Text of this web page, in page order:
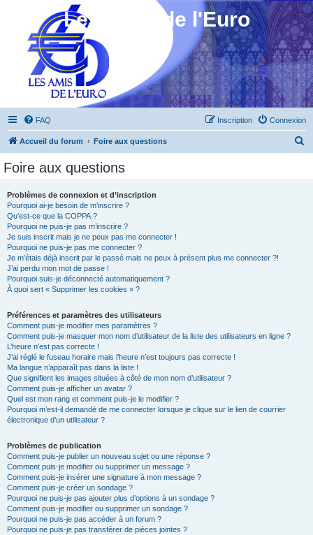
Les Amis de l'Euro
FAQ Connexion
Inscription
Accueil du forum Foire aux questions
Foire aux questions
Problèmes de connexion et d’inscription
Pourquoi ai-je besoin de m’inscrire ?
Qu’est-ce que la COPPA ?
Pourquoi ne puis-je pas m’inscrire ?
Je suis inscrit mais je ne peux pas me connecter !
Pourquoi ne puis-je pas me connecter ?
Je m’étais déjà inscrit par le passé mais ne peux à présent plus me connecter ?!
J’ai perdu mon mot de passe !
Pourquoi suis-je déconnecté automatiquement ?
À quoi sert « Supprimer les cookies » ?
Préférences et paramètres des utilisateurs
Comment puis-je modifier mes paramètres ?
Comment puis-je masquer mon nom d’utilisateur de la liste des utilisateurs en ligne ?
L’heure n’est pas correcte !
J’ai réglé le fuseau horaire mais l’heure n’est toujours pas correcte !
Ma langue n’apparaît pas dans la liste !
Que signifient les images situées à côté de mon nom d’utilisateur ?
Comment puis-je afficher un avatar ?
Quel est mon rang et comment puis-je le modifier ?
Pourquoi m’est-il demandé de me connecter lorsque je clique sur le lien de courrier
électronique d’un utilisateur ?
Problèmes de publication
Comment puis-je publier un nouveau sujet ou une réponse ?
Comment puis-je modifier ou supprimer un message ?
Comment puis-je insérer une signature à mon message ?
Comment puis-je créer un sondage ?
Pourquoi ne puis-je pas ajouter plus d’options à un sondage ?
Comment puis-je modifier ou supprimer un sondage ?
Pourquoi ne puis-je pas accéder à un forum ?
Pourquoi ne puis-je pas transférer de pièces jointes ?